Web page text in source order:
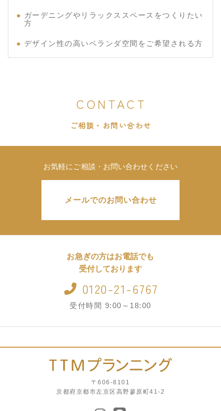
ガーデニングやリラックススペースをつくりたい
方
デザイン性の高いベランダ空間をご希望される方
CONTACT
ご相談・お問い合わせ
お気軽にご相談・お問い合わせください
メールでのお問い合わせ
お急ぎの方はお電話でも
受付しております
0120-21-6767
受付時間 9:00～18:00
〒606-8101
京都府京都市左京区高野蓼原町41-2